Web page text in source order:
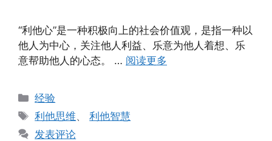
“利他心”是一种积极向上的社会价值观，是指一种以
他人为中心，关注他人利益、乐意为他人着想、乐
意帮助他人的心态。 … 阅读更多
分
类
经验
标
签
利他思维、利他智慧
发表评论